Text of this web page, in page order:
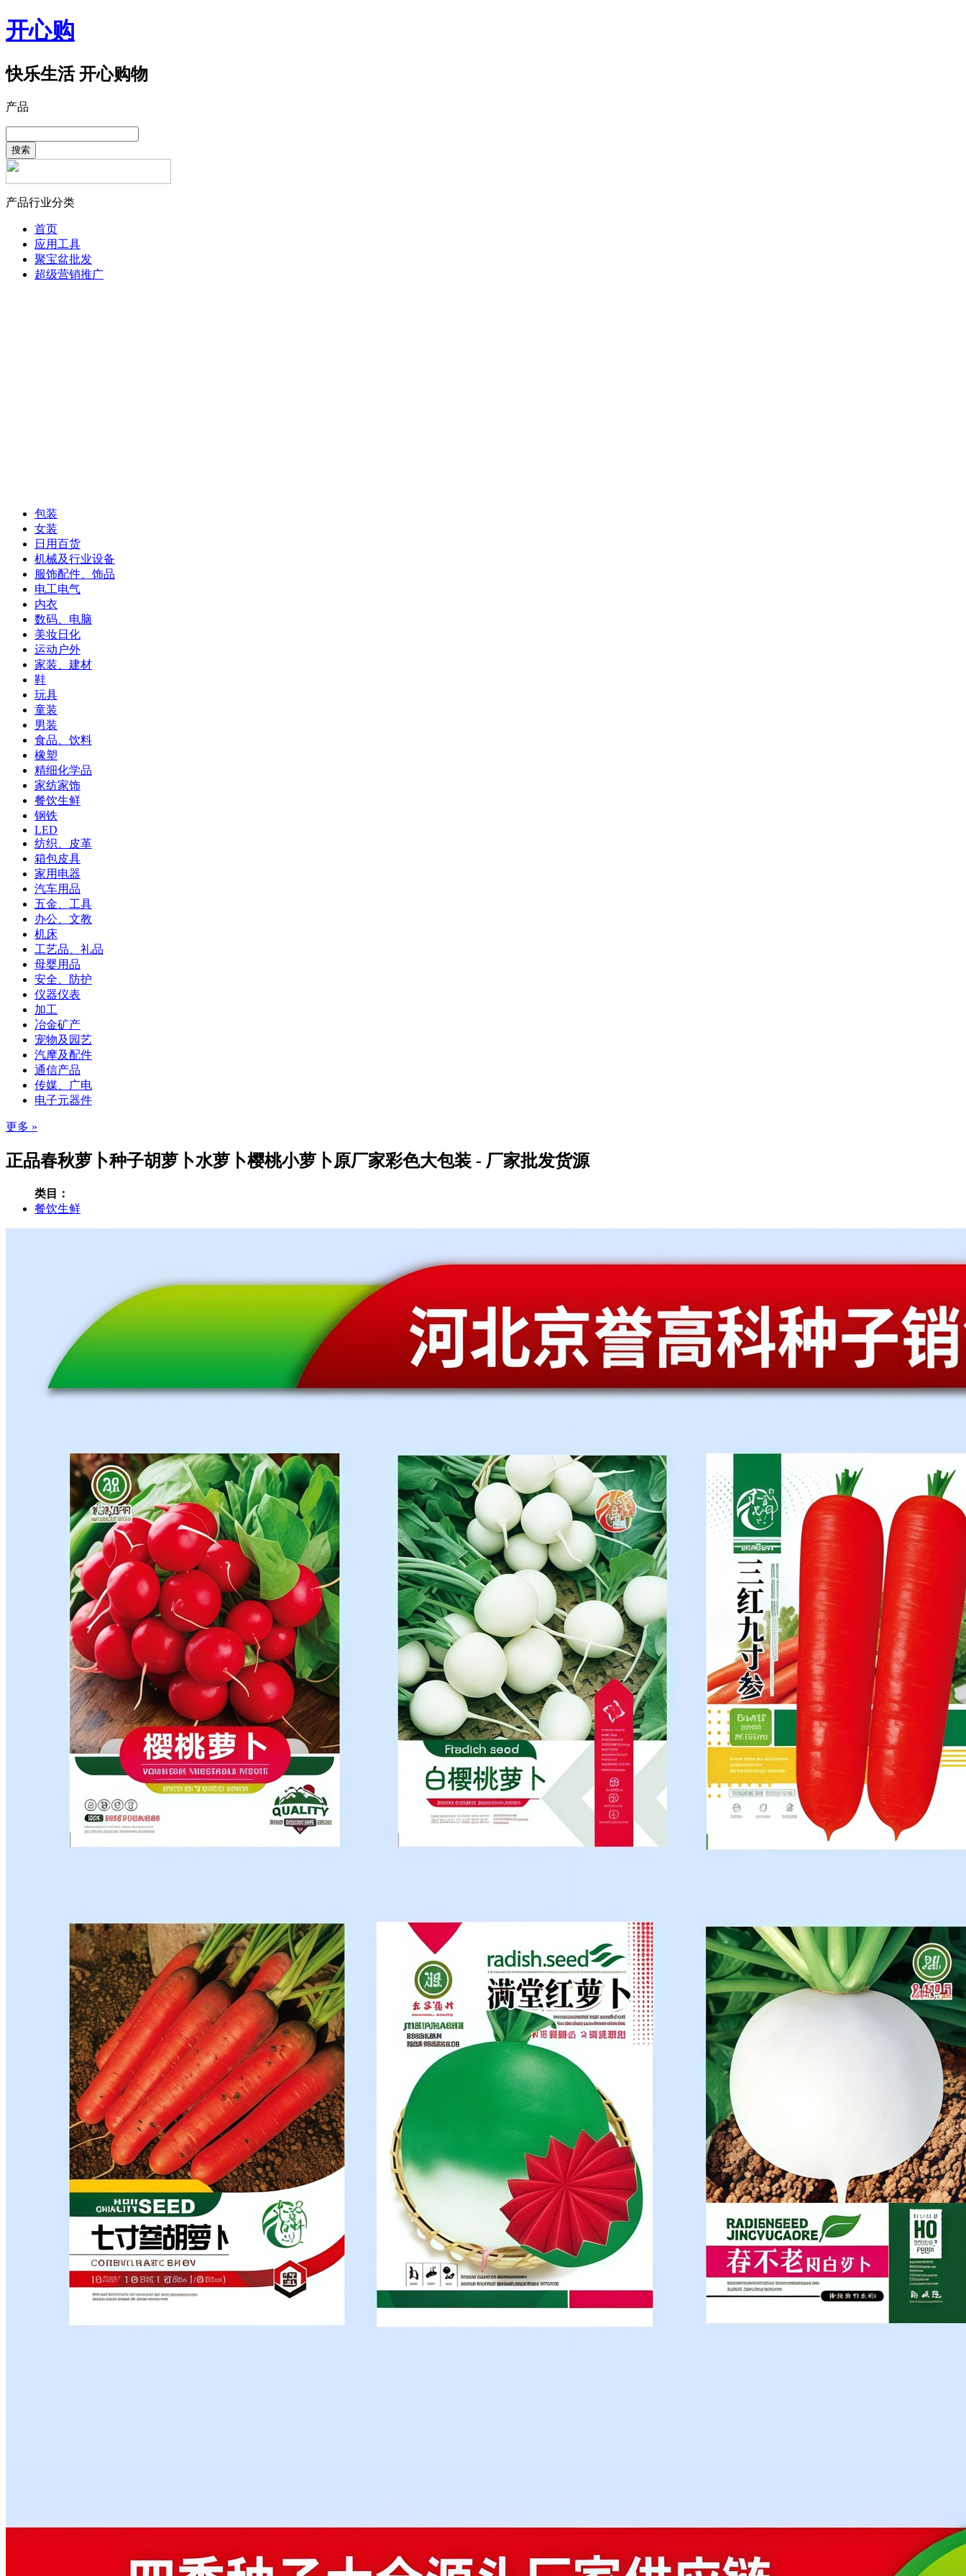
开心购
快乐生活 开心购物
产品
搜索
产品行业分类
首页
应用工具
聚宝盆批发
超级营销推广
包装
女装
日用百货
机械及行业设备
服饰配件、饰品
电工电气
内衣
数码、电脑
美妆日化
运动户外
家装、建材
鞋
玩具
童装
男装
食品、饮料
橡塑
精细化学品
家纺家饰
餐饮生鲜
钢铁
LED
纺织、皮革
箱包皮具
家用电器
汽车用品
五金、工具
办公、文教
机床
工艺品、礼品
母婴用品
安全、防护
仪器仪表
加工
冶金矿产
宠物及园艺
汽摩及配件
通信产品
传媒、广电
电子元器件
更多 »
正品春秋萝卜种子胡萝卜水萝卜樱桃小萝卜原厂家彩色大包装 - 厂家批发货源
类目：
餐饮生鲜